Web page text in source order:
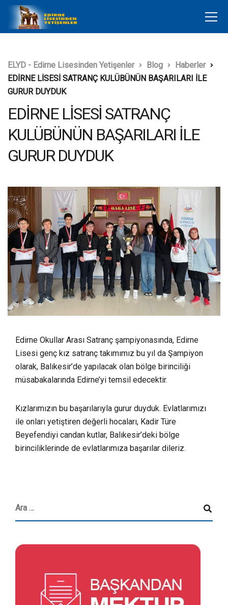
ELYD - Edirne Lisesinden Yetişenler Blog
Haberler
EDİRNE LİSESİ SATRANÇ KULÜBÜNÜN BAŞARILARI İLE
GURUR DUYDUK
EDİRNE LİSESİ SATRANÇ
KULÜBÜNÜN BAŞARILARI İLE
GURUR DUYDUK
Edirne Okullar Arası Satranç şampiyonasında, Edirne
Lisesi genç kız satranç takımımız bu yıl da Şampiyon
olarak, Balıkesir’de yapılacak olan bölge birinciliği
müsabakalarında Edirne’yi temsil edecektir.
Kızlarımızın bu başarılarıyla gurur duyduk. Evlatlarımızı
ile onları yetiştiren değerli hocaları, Kadir Türe
Beyefendiyi candan kutlar, Balıkesir’deki bölge
birinciliklerinde de evlatlarımıza başarılar dileriz.